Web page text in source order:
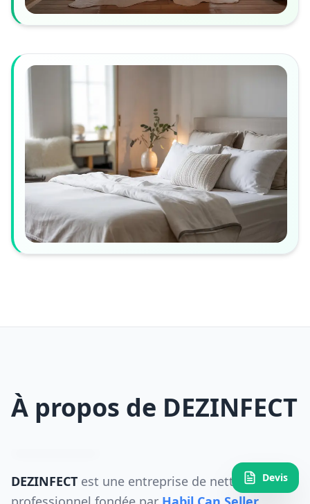
À propos de DEZINFECT
DEZINFECT est une entreprise de nettoyageDevis